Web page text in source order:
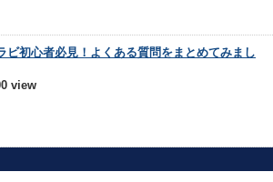
ビ初心者必見！よくある質問をまとめてみまし
view